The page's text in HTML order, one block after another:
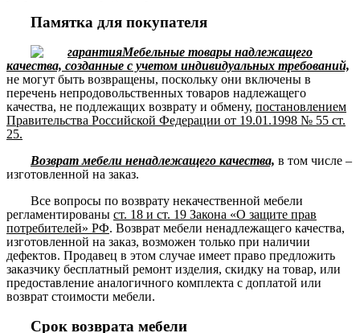
Памятка для покупателя
Мебельные товары надлежащего
качества, созданные с учетом индивидуальных требований,
не могут быть возвращены, поскольку они включены в
перечень непродовольственных товаров надлежащего
качества, не подлежащих возврату и обмену, постановлением
Правительства Российской Федерации от 19.01.1998 № 55 ст.
25.
Возврат мебели ненадлежащего качества, в том числе –
изготовленной на заказ.
Все вопросы по возврату некачественной мебели
регламентированы ст. 18 и ст. 19 Закона «О защите прав
потребителей» РФ. Возврат мебели ненадлежащего качества,
изготовленной на заказ, возможен только при наличии
дефектов. Продавец в этом случае имеет право предложить
заказчику бесплатный ремонт изделия, скидку на товар, или
предоставление аналогичного комплекта с доплатой или
возврат стоимости мебели.
Срок возврата мебели